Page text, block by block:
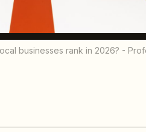
businesses rank in 2026? -